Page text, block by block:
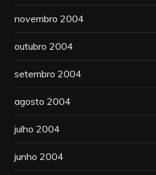
novembro 2004
outubro 2004
setembro 2004
agosto 2004
julho 2004
junho 2004